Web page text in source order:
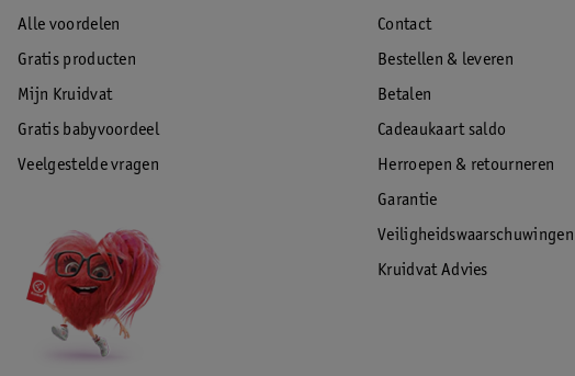
Alle voordelen
Gratis producten
Mijn Kruidvat
Gratis babyvoordeel
Veelgestelde vragen
Contact
Bestellen & leveren
Betalen
Cadeaukaart saldo
Herroepen & retourneren
Garantie
Veiligheidswaarschuwingen
Kruidvat Advies